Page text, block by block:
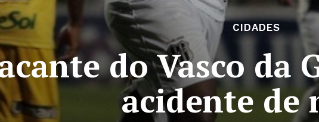
CIDADES
do Vasco da
acidente de